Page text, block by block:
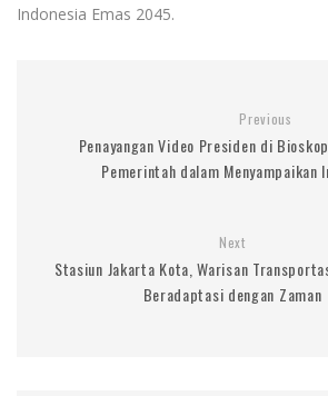
Indonesia Emas 2045.
Previous
Penayangan Video Presiden di
Pemerintah dalam
Next
Stasiun Jakarta Kota, Warisan
Beradaptasi dengan Zaman